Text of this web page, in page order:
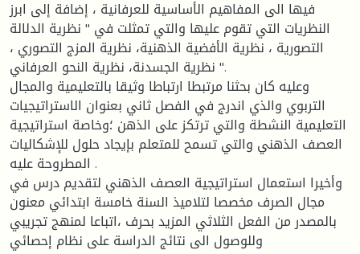
فيها الى المفاهيم الأساسية للعرفانية ، إضافة إلى ابرز
النظريات التي تقوم عليها والتي تمثلت في " نظرية الدلالة
التصورية ، نظرية الأفضية الذهنية، نظرية المزج التصوري ،
نظرية الجسدنة، نظرية النحو العرفاني ".
وعليه كان بحثنا مرتبطا ارتباطا وثيقا بالتعليمية والمجال
التربوي والذي اندرج في الفصل ثاني بعنوان الاستراتيجيات
التعليمية النشطة والتي ترتكز على الذهن ؛وخاصة استراتيجية
العصف الذهني والتي تسمح للمتعلم بإيجاد حلول للإشكاليات
المطروحة عليه .
وأخيرا استعمال استراتيجية العصف الذهني لتقديم درس في
مجال الصرف مخصصا لتلاميذ السنة خامسة ابتدائي معنون
بالمصدر من الفعل الثلاثي المزيد بحرف ،اتباعا لمنهج تجريبي
وللوصول الى نتائج الدراسة على نظام إحصائي